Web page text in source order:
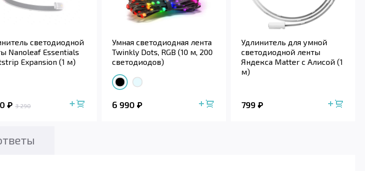
светодиодной
Nanoleaf Essentials
Expansion (1 м)
3 290
Умная светодиодная лента
Twinkly Dots, RGB (10 м, 200
светодиодов)
6 990
Удлинитель для умной
светодиодной ленты
Яндекса Matter с Алисой (1
м)
799